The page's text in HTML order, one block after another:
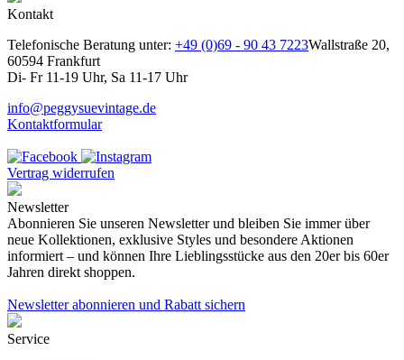
Kontakt
Telefonische Beratung unter: +49 (0)69 - 90 43 7223Wallstraße 20,
60594 Frankfurt
Di- Fr 11-19 Uhr, Sa 11-17 Uhr
info@peggysuevintage.de
Kontaktformular
Vertrag widerrufen
Newsletter
Abonnieren Sie unseren Newsletter und bleiben Sie immer über
neue Kollektionen, exklusive Styles und besondere Aktionen
informiert – und können Ihre Lieblingsstücke aus den 20er bis 60er
Jahren direkt shoppen.
Newsletter abonnieren und Rabatt sichern
Service